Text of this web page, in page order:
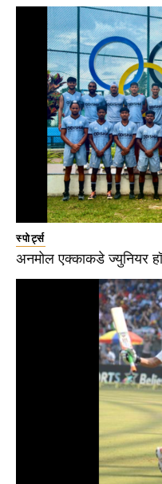
स्पोर्ट्स
अनमोल एक्काकडे ज्युनियर